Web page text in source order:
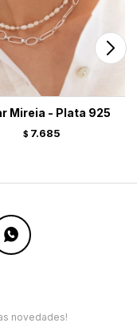
Mireia - Plata 925
$ 7.685

novedades!